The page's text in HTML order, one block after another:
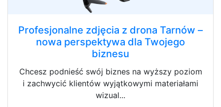
Profesjonalne zdjęcia z drona Tarnów –
nowa perspektywa dla Twojego
biznesu
Chcesz podnieść swój biznes na wyższy poziom
i zachwycić klientów wyjątkowymi materiałami
wizual...